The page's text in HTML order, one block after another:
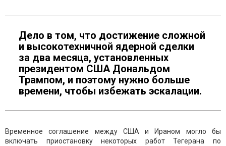
Дело в том, что достижение сложной
и высокотехничной ядерной сделки
за два месяца, установленных
президентом США Дональдом
Трампом, и поэтому нужно больше
времени, чтобы избежать эскалации.
Временное соглашение между США и Ираном могло бы
включать приостановку некоторых работ Тегерана по